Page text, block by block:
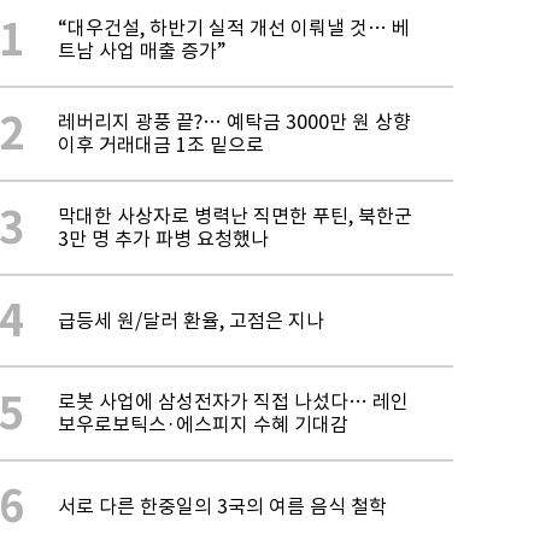
1
“대우건설, 하반기 실적 개선 이뤄낼 것… 베
트남 사업 매출 증가”
2
레버리지 광풍 끝?… 예탁금 3000만 원 상향
이후 거래대금 1조 밑으로
3
막대한 사상자로 병력난 직면한 푸틴, 북한군
3만 명 추가 파병 요청했나
4 급등세 원/달러 환율, 고점은 지나
5
로봇 사업에 삼성전자가 직접 나섰다… 레인
보우로보틱스·에스피지 수혜 기대감
6 서로 다른 한중일의 3국의 여름 음식 철학